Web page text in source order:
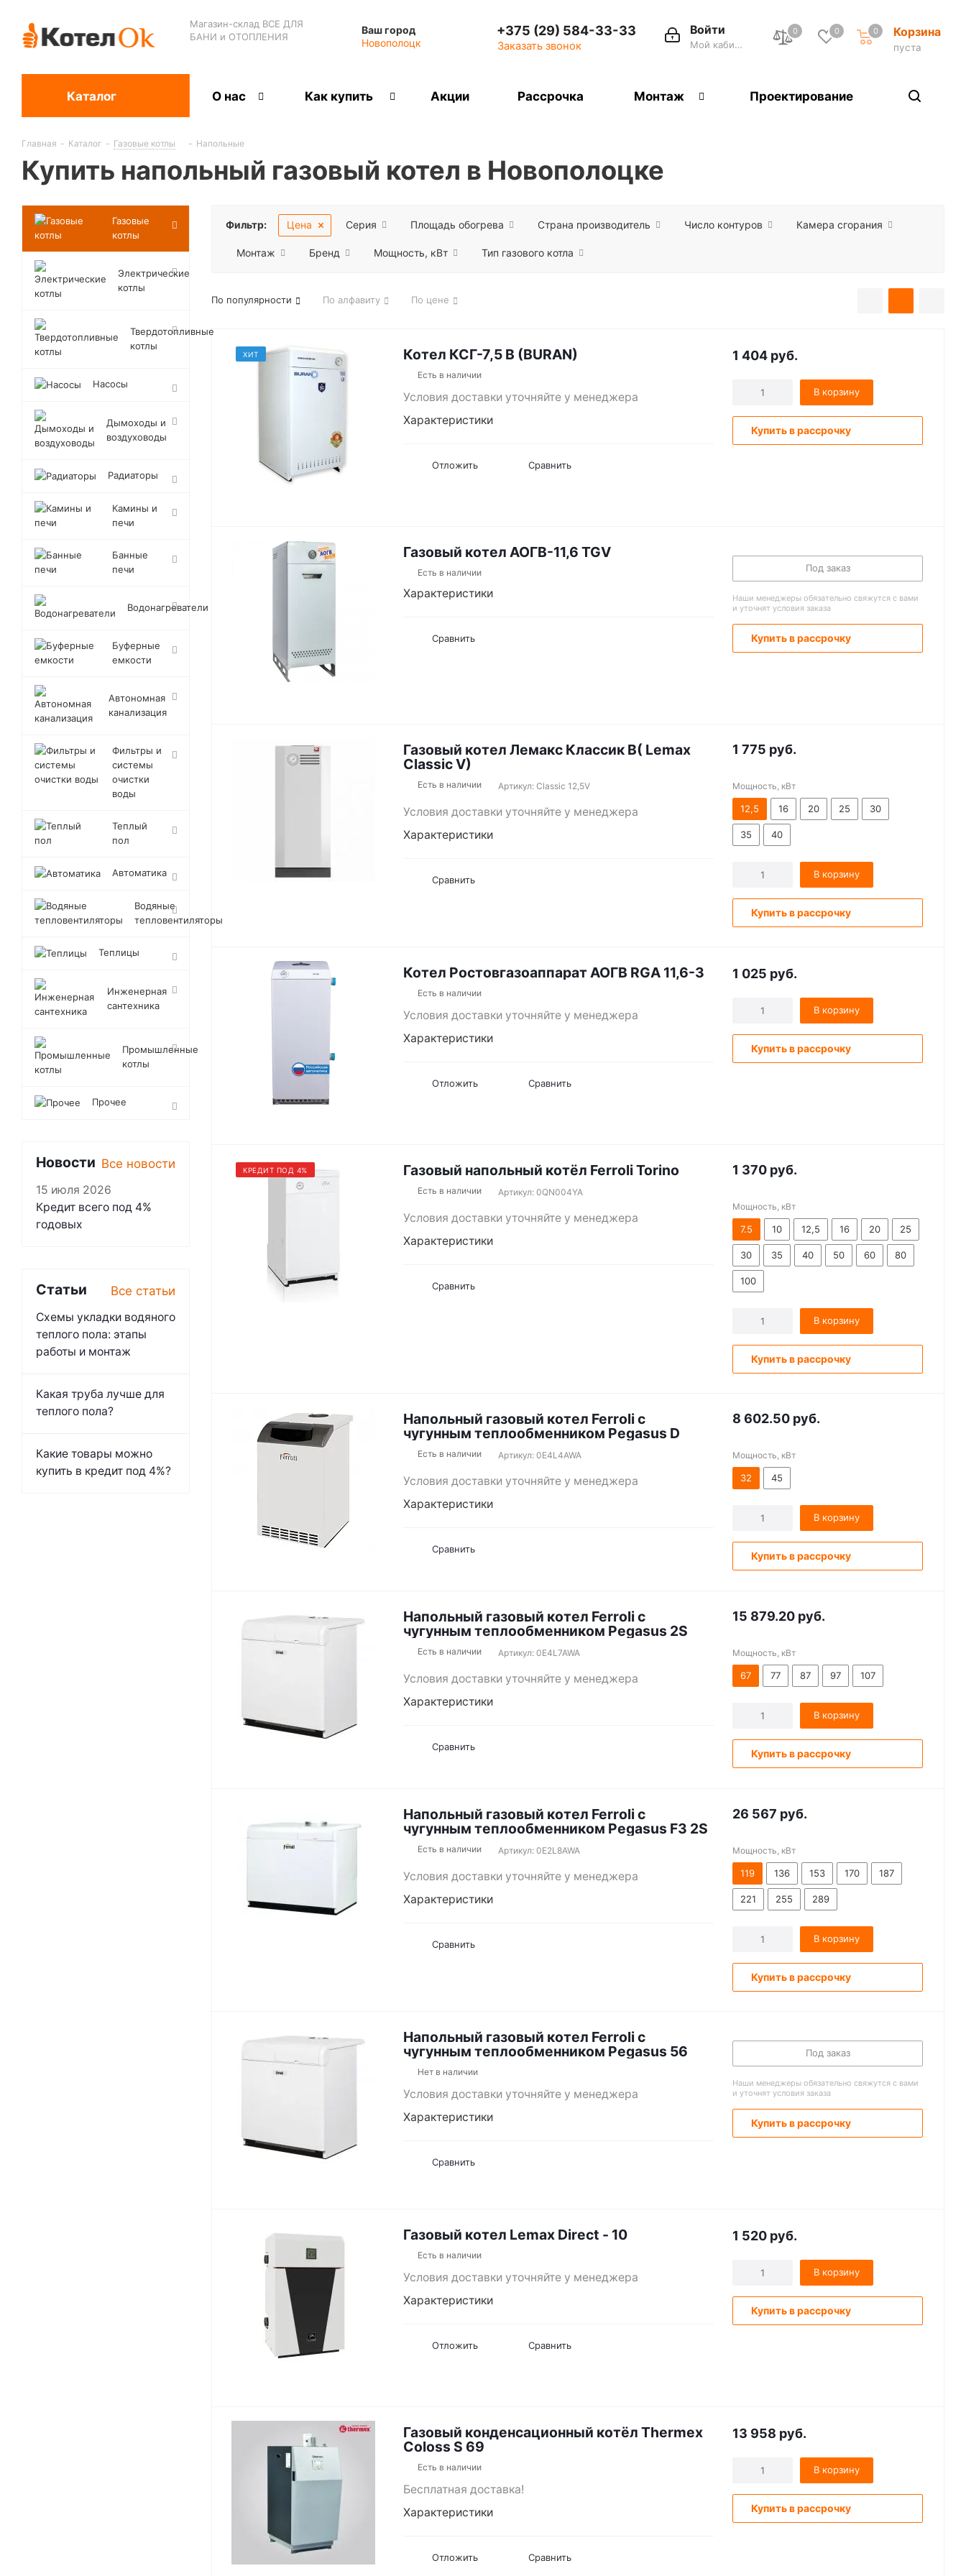
Магазин-склад ВСЕ ДЛЯ
БАНИ и ОТОПЛЕНИЯ
Ваш город
Новополоцк
0 0 Корзина
пуста
0
Войти
Мой кабинет
+375 (29) 584-33-33
Заказать звонок
Каталог О нас Как купить Акции Рассрочка Монтаж Проектирование
Главная - Каталог - Газовые котлы - Напольные
Купить напольный газовый котел в Новополоцке
Фильтр: Цена Серия Площадь обогрева Страна производитель Число контуров Камера сгорания
Монтаж Бренд Мощность, кВт Тип газового котла
По популярности По алфавиту По цене
ХИТ Котел КСГ-7,5 В (BURAN)
Есть в наличии
Условия доставки уточняйте у менеджера
Характеристики
Отложить Сравнить
1 404 руб.
В корзину
Купить в рассрочку
Газовый котел АОГВ-11,6 TGV
Есть в наличии
Характеристики
Сравнить
Под заказ
Наши менеджеры обязательно свяжутся с вами
и уточнят условия заказа
Купить в рассрочку
Газовый котел Лемакс Классик В( Lemax
Classic V)
Есть в наличии Артикул: Classic 12,5V
Условия доставки уточняйте у менеджера
Характеристики
Сравнить
1 775 руб.
Мощность, кВт
12,5 16 20 25 30
35 40
В корзину
Купить в рассрочку
Котел Ростовгазоаппарат АОГВ RGA 11,6-3
Есть в наличии
Условия доставки уточняйте у менеджера
Характеристики
Отложить Сравнить
1 025 руб.
В корзину
Купить в рассрочку
КРЕДИТ ПОД 4% Газовый напольный котёл Ferroli Torino
Есть в наличии Артикул: 0QN004YA
Условия доставки уточняйте у менеджера
Характеристики
Сравнить
1 370 руб.
Мощность, кВт
7.5 10 12,5 16 20 25
30 35 40 50 60 80
100
В корзину
Купить в рассрочку
Напольный газовый котел Ferroli с
чугунным теплообменником Pegasus D
Есть в наличии Артикул: 0E4L4AWA
Условия доставки уточняйте у менеджера
Характеристики
Сравнить
8 602.50 руб.
Мощность, кВт
32 45
В корзину
Купить в рассрочку
Напольный газовый котел Ferroli с
чугунным теплообменником Pegasus 2S
Есть в наличии Артикул: 0E4L7AWA
Условия доставки уточняйте у менеджера
Характеристики
Сравнить
15 879.20 руб.
Мощность, кВт
67 77 87 97 107
В корзину
Купить в рассрочку
Напольный газовый котел Ferroli с
чугунным теплообменником Pegasus F3 2S
Есть в наличии Артикул: 0E2L8AWA
Условия доставки уточняйте у менеджера
Характеристики
Сравнить
26 567 руб.
Мощность, кВт
119 136 153 170 187
221 255 289
В корзину
Купить в рассрочку
Напольный газовый котел Ferroli с
чугунным теплообменником Pegasus 56
Нет в наличии
Условия доставки уточняйте у менеджера
Характеристики
Сравнить
Под заказ
Наши менеджеры обязательно свяжутся с вами
и уточнят условия заказа
Купить в рассрочку
Газовый котел Lemax Direct - 10
Есть в наличии
Условия доставки уточняйте у менеджера
Характеристики
Отложить Сравнить
1 520 руб.
В корзину
Купить в рассрочку
Газовый конденсационный котёл Thermex
Coloss S 69
Есть в наличии
Бесплатная доставка!
Характеристики
Отложить Сравнить
13 958 руб.
В корзину
Купить в рассрочку
Газовые
котлы
Электрические
котлы
Твердотопливные
котлы
Насосы
Дымоходы и
воздуховоды
Радиаторы
Камины и
печи
Банные
печи
Водонагреватели
Буферные
емкости
Автономная
канализация
Фильтры и
системы
очистки
воды
Теплый
пол
Автоматика
Водяные
тепловентиляторы
Теплицы
Инженерная
сантехника
Промышленные
котлы
Прочее
Новости Все новости
15 июля 2026
Кредит всего под 4%
годовых
Статьи Все статьи
Схемы укладки водяного
теплого пола: этапы
работы и монтаж
Какая труба лучше для
теплого пола?
Какие товары можно
купить в кредит под 4%?